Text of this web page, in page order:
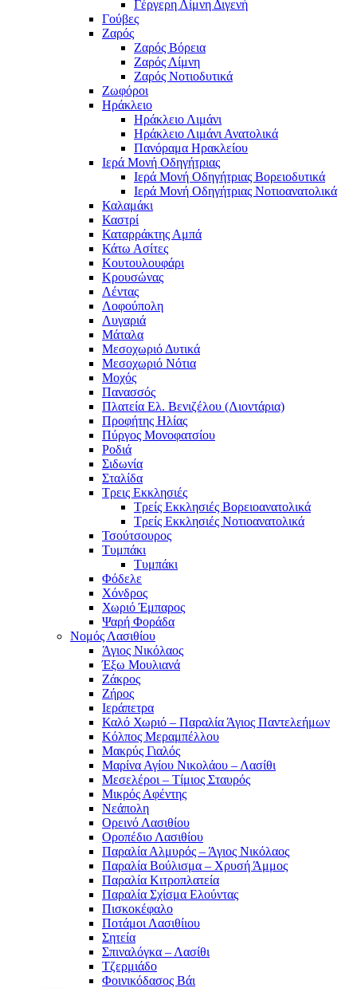
Γέργερη Λίμνη Διγενή
Γούβες
Ζαρός
Ζαρός Βόρεια
Ζαρός Λίμνη
Ζαρός Νοτιοδυτικά
Ζωφόροι
Ηράκλειο
Ηράκλειο Λιμάνι
Ηράκλειο Λιμάνι Ανατολικά
Πανόραμα Ηρακλείου
Ιερά Μονή Οδηγήτριας
Ιερά Μονή Οδηγήτριας Βορειοδυτικά
Ιερά Μονή Οδηγήτριας Νοτιοανατολικά
Καλαμάκι
Καστρί
Καταρράκτης Αμπά
Κάτω Ασίτες
Κουτουλουφάρι
Κρουσώνας
Λέντας
Λοφούπολη
Λυγαριά
Μάταλα
Μεσοχωριό Δυτικά
Μεσοχωριό Νότια
Μοχός
Πανασσός
Πλατεία Ελ. Βενιζέλου (Λιοντάρια)
Προφήτης Ηλίας
Πύργος Μονοφατσίου
Ροδιά
Σιδωνία
Σταλίδα
Τρεις Εκκλησιές
Τρείς Εκκλησιές Βορειοανατολικά
Τρείς Εκκλησιές Νοτιοανατολικά
Τσούτσουρος
Τυμπάκι
Τυμπάκι
Φόδελε
Χόνδρος
Χωριό Έμπαρος
Ψαρή Φοράδα
Νομός Λασιθίου
Άγιος Νικόλαος
Έξω Μουλιανά
Ζάκρος
Ζήρος
Ιεράπετρα
Καλό Χωριό – Παραλία Άγιος Παντελεήμων
Κόλπος Μεραμπέλλου
Μακρύς Γιαλός
Μαρίνα Αγίου Νικολάου – Λασίθι
Μεσελέροι – Τίμιος Σταυρός
Μικρός Αφέντης
Νεάπολη
Ορεινό Λασιθίου
Οροπέδιο Λασιθίου
Παραλία Αλμυρός – Άγιος Νικόλαος
Παραλία Βούλισμα – Χρυσή Άμμος
Παραλία Κιτροπλατεία
Παραλία Σχίσμα Ελούντας
Πισκοκέφαλο
Ποτάμοι Λασιθίιου
Σητεία
Σπιναλόγκα – Λασίθι
Τζερμιάδο
Φοινικόδασος Βάι